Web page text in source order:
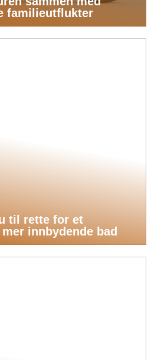
familieutflukter
til rette for et
innbydende bad